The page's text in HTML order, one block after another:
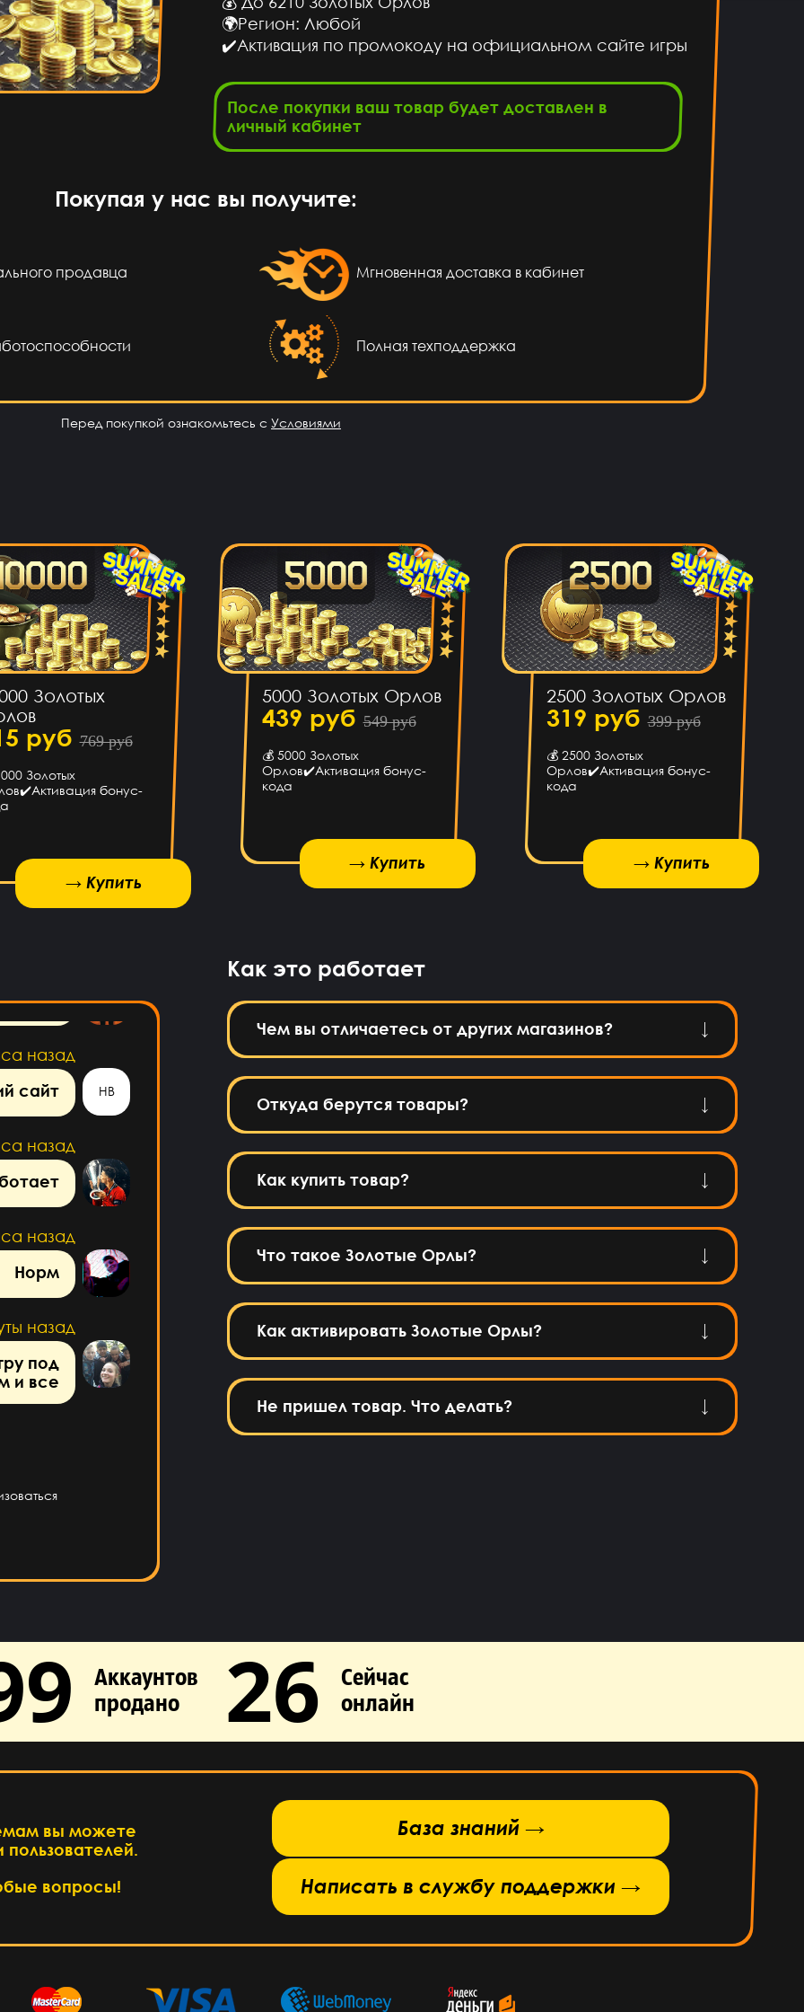
🌍Регион: Любой
✔️Активация по промокоду на официальном сайте игры
После покупки ваш товар будет доставлен в
личный кабинет
Покупая у нас вы получите:
продавца Мгновенная доставка в кабинет
Полная техподдержка
Перед покупкой ознакомьтесь с Условиями
Золотых
руб769 руб
Золотых
бонус-
→ Купить
5000 Золотых Орлов
439 руб549 руб
💰 5000 Золотых
Орлов✔️Активация бонус-
кода
→ Купить
→ Купить
2500 Золотых Орлов
319 руб399 руб
💰 2500 Золотых
Орлов✔️Активация бонус-
кода
→ Купить
→ Купить
назад
топ
Класс
назад
назад
назад
назад
и
нет
DA
назад
куплю
сайт
HB
назад
сайт
назад
назад
Норм
назад
под
и все
Как это работает
Чем вы отличаетесь от других магазинов?
Откуда берутся товары?
Как купить товар?
Что такое Золотые Орлы?
Как активировать Золотые Орлы?
Не пришел товар. Что делать?
Аккаунтов
продано
26
Сейчас
онлайн
вы можете
вопросы!
База знаний →
База знаний →
Написать в службу поддержки →
службу поддержки →